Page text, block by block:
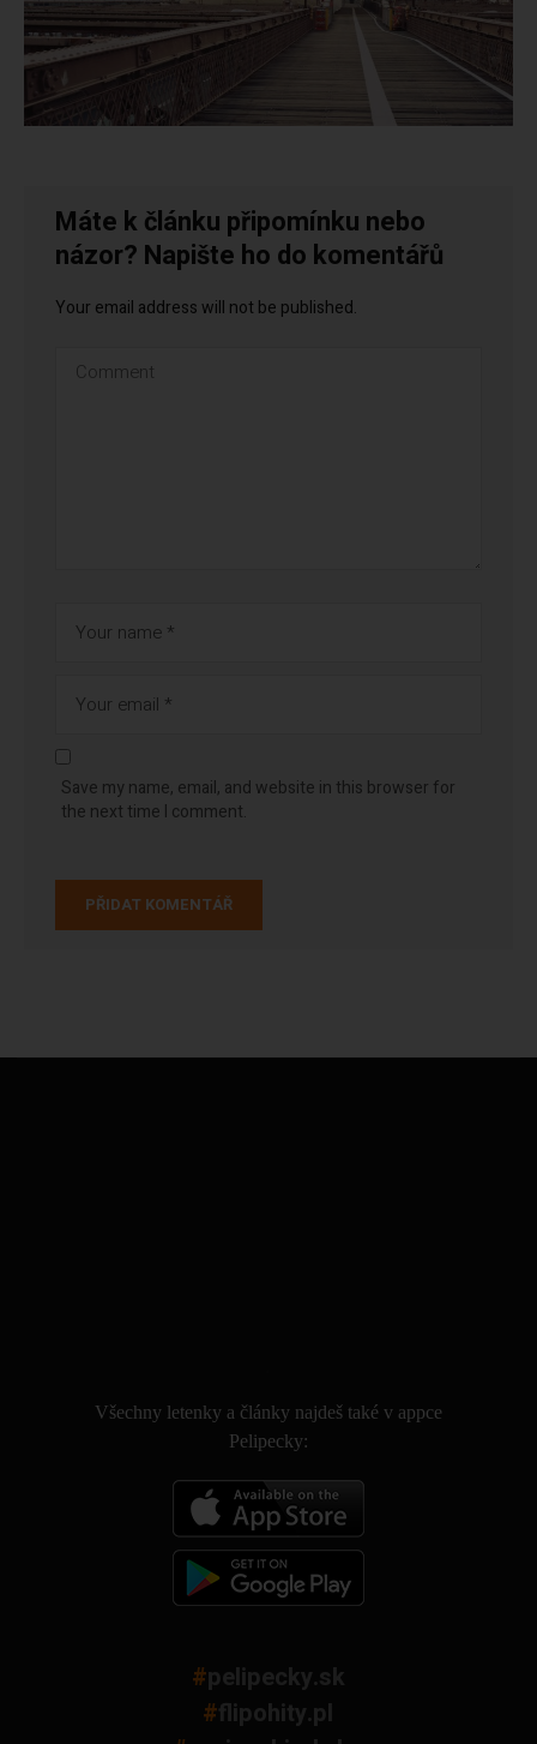
Máte k článku připomínku nebo
názor? Napište ho do komentářů
Your email address will not be published.
Save my name, email, and website in this browser for
the next time I comment.
Všechny letenky a články najdeš také v appce
Pelipecky:
#pelipecky.sk
#flipohity.pl